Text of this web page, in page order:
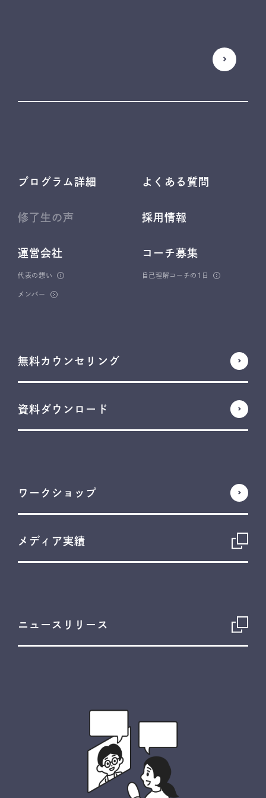
プログラム詳細
修了生の声
運営会社
代表の想い
メンバー
よくある質問
採用情報
コーチ募集
自己理解コーチの1日
無料カウンセリング
資料ダウンロード
ワークショップ
メディア実績
ニュースリリース